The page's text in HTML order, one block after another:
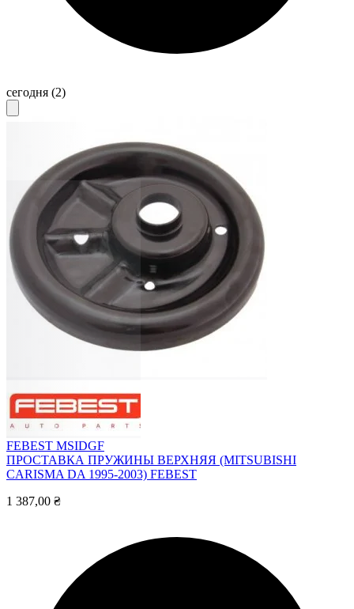
сегодня (2)
FEBEST MSIDGF
ПРОСТАВКА ПРУЖИНЫ ВЕРХНЯЯ (MITSUBISHI
CARISMA DA 1995-2003) FEBEST
1 387,00 ₴